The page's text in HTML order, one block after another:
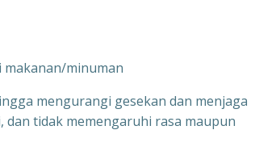
minuman
mengurangi gesekan dan menjaga
dan tidak memengaruhi rasa maupun